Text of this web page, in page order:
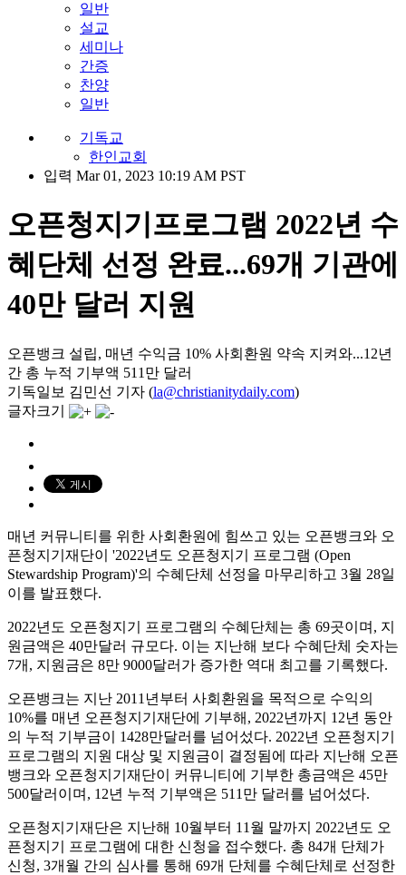
일반
설교
세미나
간증
찬양
일반
기독교
한인교회
입력 Mar 01, 2023 10:19 AM PST
오픈청지기프로그램 2022년 수
혜단체 선정 완료...69개 기관에
40만 달러 지원
오픈뱅크 설립, 매년 수익금 10% 사회환원 약속 지켜와...12년
간 총 누적 기부액 511만 달러
기독일보 김민선 기자 (la@christianitydaily.com)
글자크기
매년 커뮤니티를 위한 사회환원에 힘쓰고 있는 오픈뱅크와 오
픈청지기재단이 '2022년도 오픈청지기 프로그램 (Open
Stewardship Program)'의 수혜단체 선정을 마무리하고 3월 28일
이를 발표했다.
2022년도 오픈청지기 프로그램의 수혜단체는 총 69곳이며, 지
원금액은 40만달러 규모다. 이는 지난해 보다 수혜단체 숫자는
7개, 지원금은 8만 9000달러가 증가한 역대 최고를 기록했다.
오픈뱅크는 지난 2011년부터 사회환원을 목적으로 수익의
10%를 매년 오픈청지기재단에 기부해, 2022년까지 12년 동안
의 누적 기부금이 1428만달러를 넘어섰다. 2022년 오픈청지기
프로그램의 지원 대상 및 지원금이 결정됨에 따라 지난해 오픈
뱅크와 오픈청지기재단이 커뮤니티에 기부한 총금액은 45만
500달러이며, 12년 누적 기부액은 511만 달러를 넘어섰다.
오픈청지기재단은 지난해 10월부터 11월 말까지 2022년도 오
픈청지기 프로그램에 대한 신청을 접수했다. 총 84개 단체가
신청, 3개월 간의 심사를 통해 69개 단체를 수혜단체로 선정한